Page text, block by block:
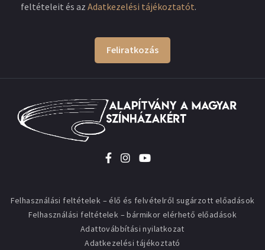
feltételeit és az Adatkezelési tájékoztatót.
Feliratkozás
Felhasználási feltételek – élő és felvételről sugárzott előadások
Felhasználási feltételek – bármikor elérhető előadások
Adattovábbítási nyilatkozat
Adatkezelési tájékoztató